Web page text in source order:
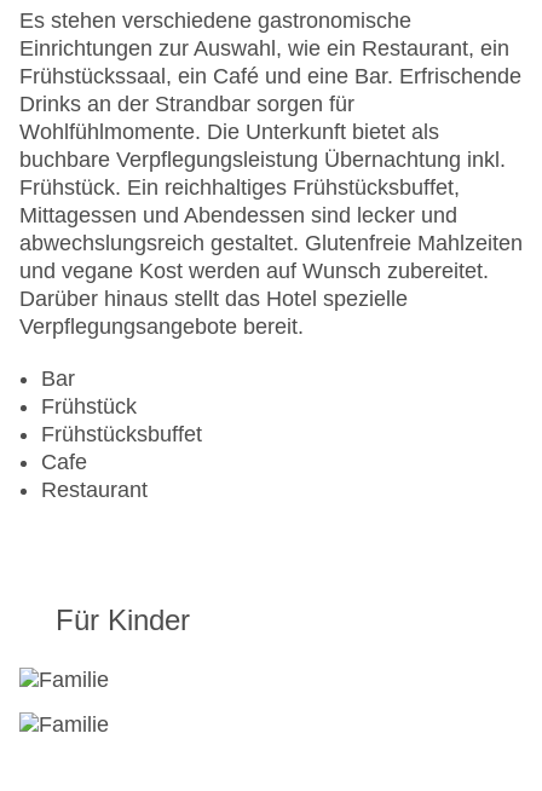
Sonnenterrasse
Gesamtanzahl der Stockwerke: 1
Gesamtanzahl der Zimmer: 71
Pools:Kinderbecken, Outdoor Pool,
Sonnenschirme am Pool, Liegen am Pool,
Wasserrutsche
Zahlungsarten: American Express, Diners Club,
EC Maestro, Mastercard, Visa
Landeskategorie: 3 Sterne
Es stehen verschiedene gastronomische
Einrichtungen zur Auswahl, wie ein Restaurant, ein
Frühstückssaal, ein Café und eine Bar. Erfrischende
Drinks an der Strandbar sorgen für
Wohlfühlmomente. Die Unterkunft bietet als
buchbare Verpflegungsleistung Übernachtung inkl.
Frühstück. Ein reichhaltiges Frühstücksbuffet,
Mittagessen und Abendessen sind lecker und
abwechslungsreich gestaltet. Glutenfreie Mahlzeiten
und vegane Kost werden auf Wunsch zubereitet.
Darüber hinaus stellt das Hotel spezielle
Verpflegungsangebote bereit.
Bar
Frühstück
Frühstücksbuffet
Cafe
Restaurant
Für Kinder